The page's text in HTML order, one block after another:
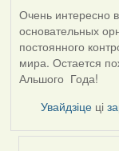
Очень интересно
основательных
постоянного
мира. Остается
Альшого Года!
Увайдзіце ці